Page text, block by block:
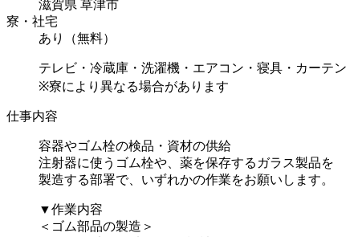
滋賀県 草津市
寮・社宅
あり（無料）
テレビ・冷蔵庫・洗濯機・エアコン・寝具・カーテン
※寮により異なる場合があります
仕事内容
容器やゴム栓の検品・資材の供給
注射器に使うゴム栓や、薬を保存するガラス製品を
製造する部署で、いずれかの作業をお願いします。
▼作業内容
＜ゴム部品の製造＞